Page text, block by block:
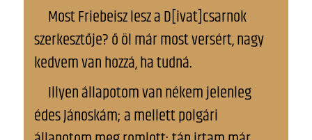
Most Friebeisz lesz a D[ivat]csarnok
szerkesztője? ő öl már most versért, nagy
kedvem van hozzá, ha tudná.
Illyen állapotom van nékem jelenleg
édes Jánoskám; a mellett polgári